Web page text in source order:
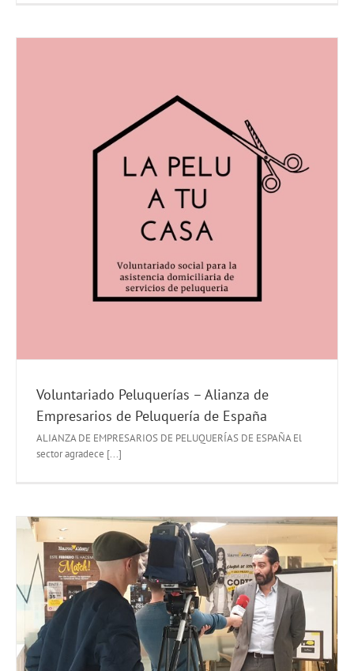
Voluntariado Peluquerías – Alianza de
Empresarios de Peluquería de España
ALIANZA DE EMPRESARIOS DE PELUQUERÍAS DE ESPAÑA El
sector agradece [...]